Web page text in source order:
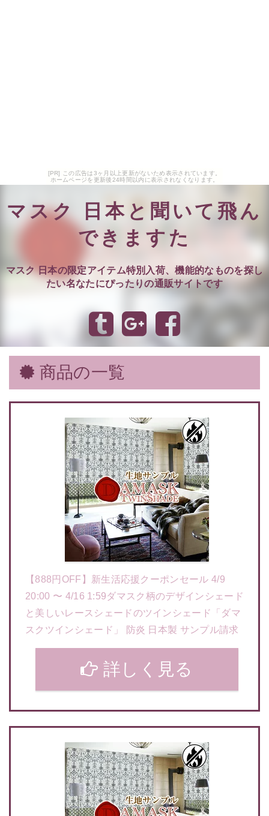
[PR] この広告は3ヶ月以上更新がないため表示されています。
ホームページを更新後24時間以内に表示されなくなります。
マスク 日本と聞いて飛ん
できますた
マスク 日本の限定アイテム特別入荷、機能的なものを探し
たい名なたにぴったりの通販サイトです
商品の一覧
【888円OFF】新生活応援クーポンセール 4/9
20:00 〜 4/16 1:59ダマスク柄のデザインシェード
と美しいレースシェードのツインシェード「ダマ
スクツインシェード」 防炎 日本製 サンプル請求
詳しく見る